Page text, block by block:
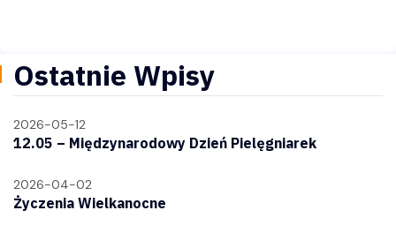
Ostatnie Wpisy
2026-05-12
12.05 – Międzynarodowy Dzień Pielęgniarek
2026-04-02
Życzenia Wielkanocne